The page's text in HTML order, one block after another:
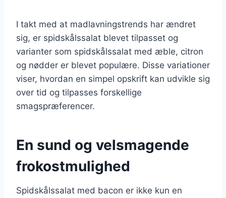
I takt med at madlavningstrends har ændret
sig, er spidskålssalat blevet tilpasset og
varianter som spidskålssalat med æble, citron
og nødder er blevet populære. Disse variationer
viser, hvordan en simpel opskrift kan udvikle sig
over tid og tilpasses forskellige
smagspræferencer.
En sund og velsmagende
frokostmulighed
Spidskålssalat med bacon er ikke kun en